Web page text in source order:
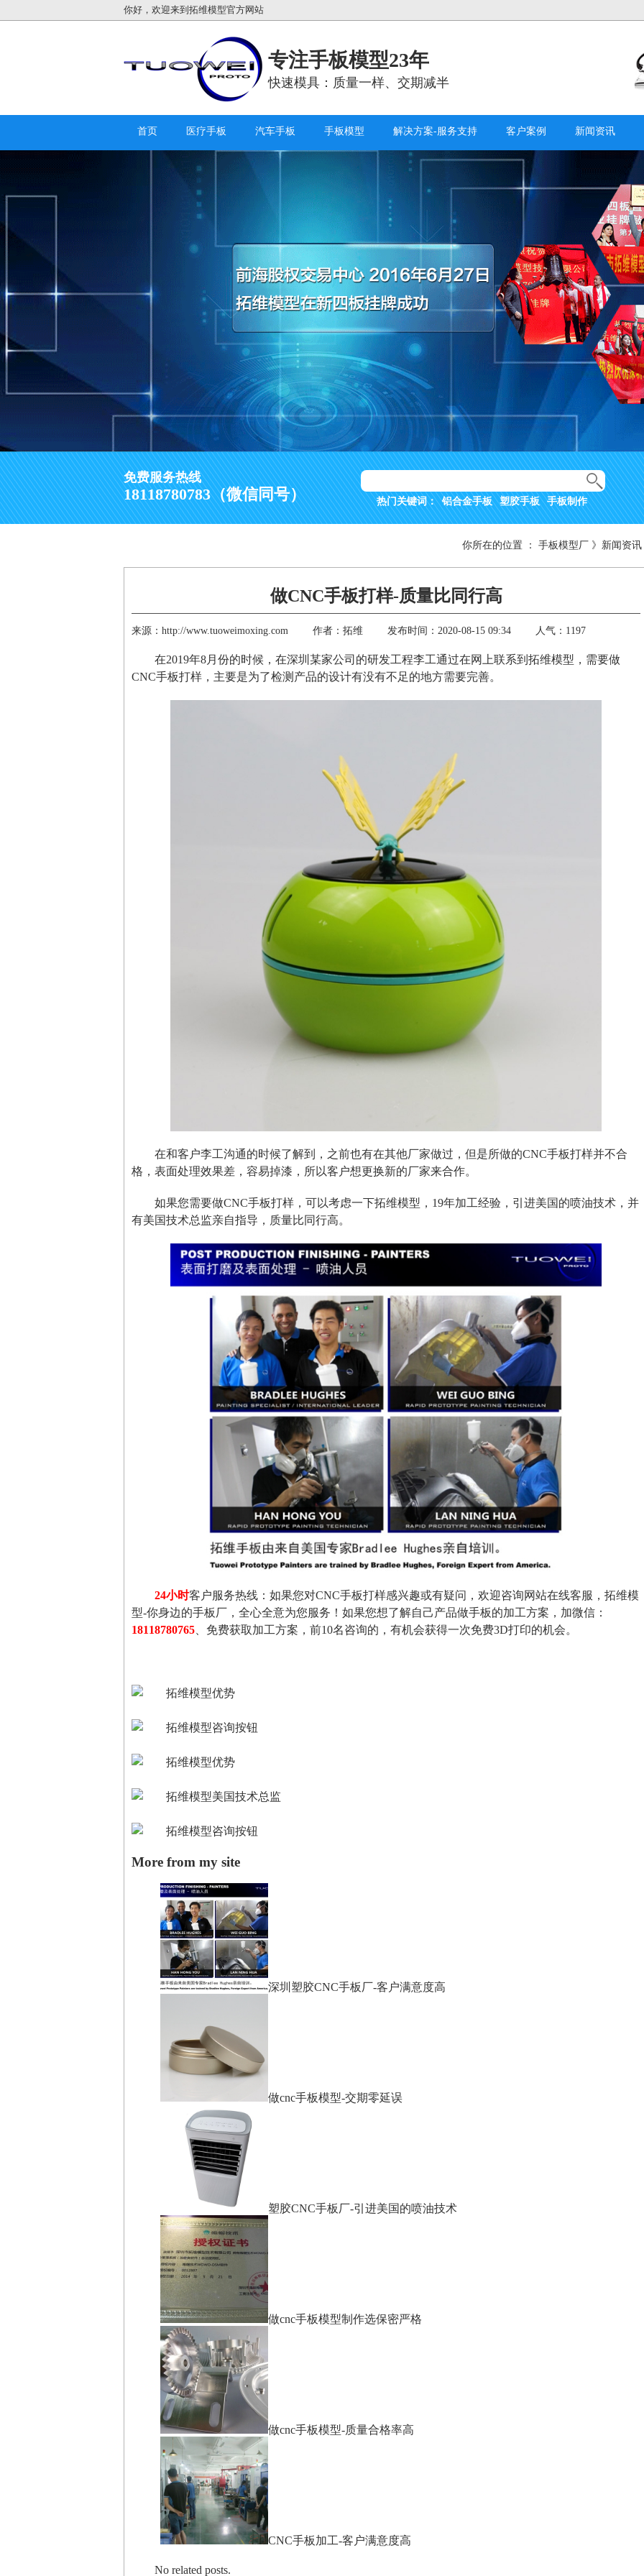
你好，欢迎来到拓维模型官方网站
专注手板模型23年
快速模具：质量一样、交期减半
首页 医疗手板 汽车手板 手板模型 解决方案-服务支持 客户案例 新闻资讯
免费服务热线
18118780783（微信同号） 热门关键词： 铝合金手板 塑胶手板 手板制作
你所在的位置 ： 手板模型厂 》 新闻资讯
做CNC手板打样-质量比同行高
来源：http://www.tuoweimoxing.com 作者：拓维 发布时间：2020-08-15 09:34 人气：1197
在2019年8月份的时候，在深圳某家公司的研发工程李工通过在网上联系到拓维模型，需要做
CNC手板打样，主要是为了检测产品的设计有没有不足的地方需要完善。
在和客户李工沟通的时候了解到，之前也有在其他厂家做过，但是所做的CNC手板打样并不合
格，表面处理效果差，容易掉漆，所以客户想更换新的厂家来合作。
如果您需要做CNC手板打样，可以考虑一下拓维模型，19年加工经验，引进美国的喷油技术，并
有美国技术总监亲自指导，质量比同行高。
24小时客户服务热线：如果您对CNC手板打样感兴趣或有疑问，欢迎咨询网站在线客服，拓维模
型-你身边的手板厂，全心全意为您服务！如果您想了解自己产品做手板的加工方案，加微信：
18118780765 、免费获取加工方案，前10名咨询的，有机会获得一次免费3D打印的机会。
More from my site
深圳塑胶CNC手板厂-客户满意度高
做cnc手板模型-交期零延误
塑胶CNC手板厂-引进美国的喷油技术
做cnc手板模型制作选保密严格
做cnc手板模型-质量合格率高
CNC手板加工-客户满意度高
No related posts.